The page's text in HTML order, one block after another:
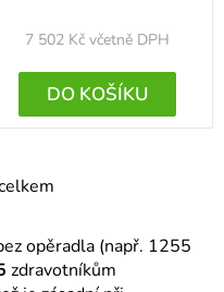
7 502 Kč včetně DPH
DO KOŠÍKU
opěradla (např. 1255
zdravotníkům